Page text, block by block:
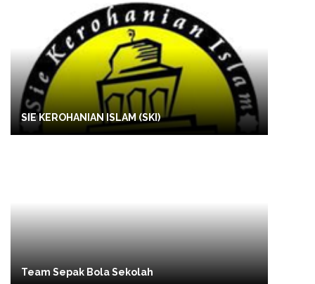
SIE KEROHANIAN ISLAM (SKI)
Team Sepak Bola Sekolah